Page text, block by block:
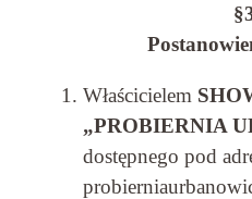
Właścicielem
„PROBIERNIA
dostępnego pod